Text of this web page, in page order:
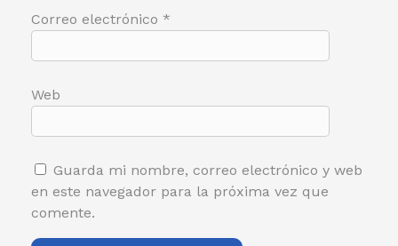
Correo electrónico *
Web
Guarda mi nombre, correo electrónico y web
en este navegador para la próxima vez que
comente.